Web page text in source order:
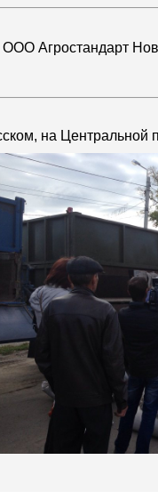
Агростандарт
на Центральной